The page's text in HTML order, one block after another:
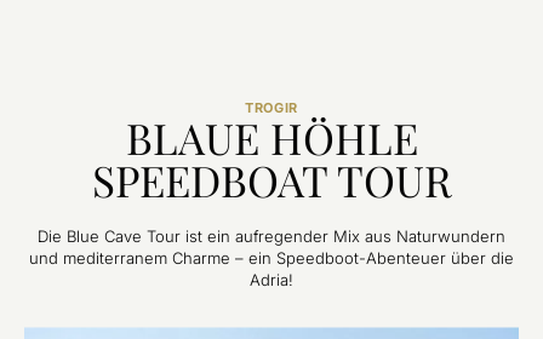
TROGIR
BLAUE HÖHLE
SPEEDBOAT TOUR
Die Blue Cave Tour ist ein aufregender Mix aus Naturwundern
und mediterranem Charme – ein Speedboot-Abenteuer über die
Adria!